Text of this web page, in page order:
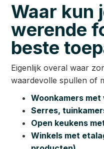
Waar kun
werende
beste
Eigenlijk overal waar
waardevolle spullen of
Woonkamers met
Serres,
Open keukens
Winkels met